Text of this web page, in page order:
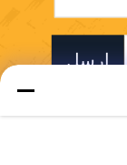
ارسل